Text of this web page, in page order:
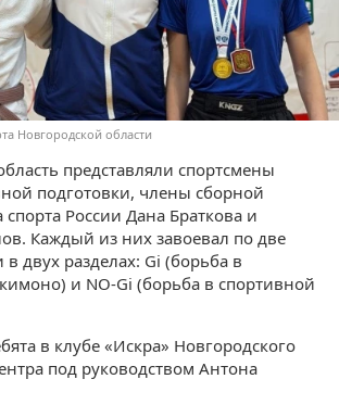
Новгородской области
представляли спортсмены
подготовки, члены сборной
спорта России Дана Браткова и
Каждый из них завоевал по две
двух разделах: Gi (борьба в
и NO-Gi (борьба в спортивной
в клубе «Искра» Новгородского
под руководством Антона